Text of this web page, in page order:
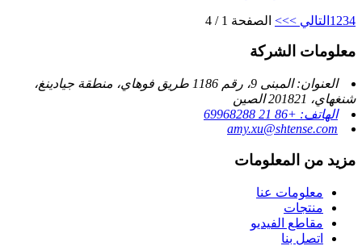
1 234 التالي >>> الصفحة 1 / 4
معلومات الشركة
العنوان: المبنى 9، رقم 1186 طريق فوهاي، منطقة جيادينغ،
شنغهاي، 201821 الصين
الهاتف: +86 21 69968288
amy.xu@shtense.com
مزيد من المعلومات
معلومات عنا
منتجات
مقاطع الفيديو
اتصل بنا